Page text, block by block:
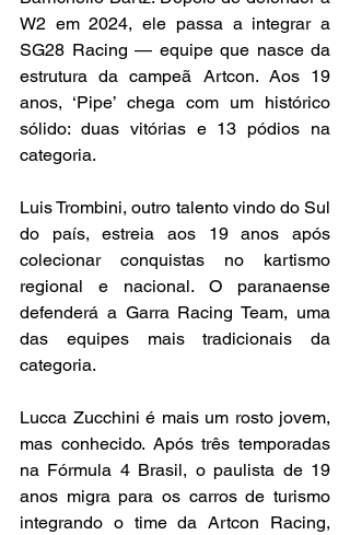
W2 em 2024, ele passa a integrar a
SG28 Racing — equipe que nasce da
estrutura da campeã Artcon. Aos 19
anos, ‘Pipe’ chega com um histórico
sólido: duas vitórias e 13 pódios na
categoria.
Luis Trombini, outro talento vindo do Sul
do país, estreia aos 19 anos após
colecionar conquistas no kartismo
regional e nacional. O paranaense
defenderá a Garra Racing Team, uma
das equipes mais tradicionais da
categoria.
Lucca Zucchini é mais um rosto jovem,
mas conhecido. Após três temporadas
na Fórmula 4 Brasil, o paulista de 19
anos migra para os carros de turismo
integrando o time da Artcon Racing,